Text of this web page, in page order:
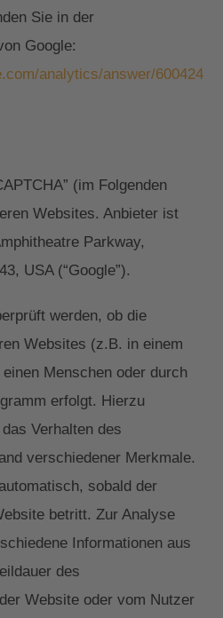
Sie in der
Google:
analytics/answer/6004245?
(im Folgenden
Websites. Anbieter ist
Parkway,
USA (“Google”).
werden, ob die
Websites (z.B. in einem
Menschen oder durch
erfolgt. Hierzu
Verhalten des
verschiedener Merkmale.
sobald der
betritt. Zur Analyse
Informationen aus
des
Website oder vom Nutzer